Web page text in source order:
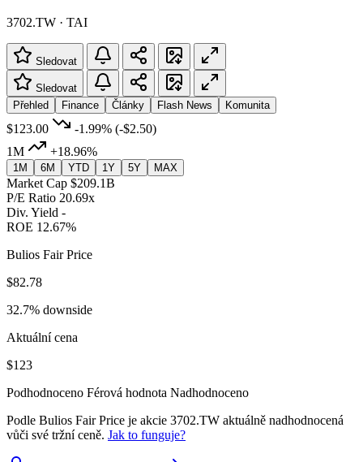
3702.TW · TAI
Sledovat
Sledovat
Přehled
Finance Články Flash News Komunita
$123.00 -1.99% (-$2.50)
1M
+18.96%
1M 6M YTD 1Y 5Y MAX
Market Cap $209.1B
P/E Ratio 20.69x
Div. Yield -
ROE 12.67%
Bulios Fair Price
$82.78
32.7% downside
Aktuální cena
$123
Podhodnoceno Férová hodnota Nadhodnoceno
Podle Bulios Fair Price je akcie 3702.TW aktuálně nadhodnocená
vůči své tržní ceně. Jak to funguje?